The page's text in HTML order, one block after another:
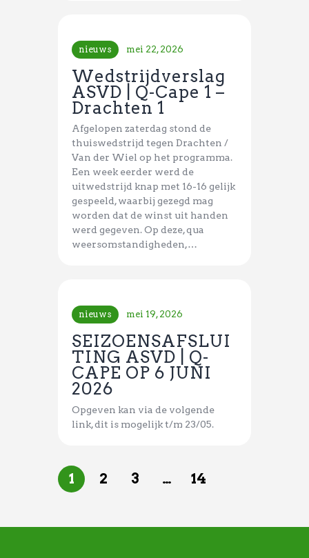
nieuws mei 22, 2026
Wedstrijdverslag
ASVD | Q-Cape 1 –
Drachten 1
Afgelopen zaterdag stond de
thuiswedstrijd tegen Drachten /
Van der Wiel op het programma.
Een week eerder werd de
uitwedstrijd knap met 16-16 gelijk
gespeeld, waarbij gezegd mag
worden dat de winst uit handen
werd gegeven. Op deze, qua
weersomstandigheden,…
nieuws mei 19, 2026
SEIZOENSAFSLUI
TING ASVD | Q-
CAPE OP 6 JUNI
2026
Opgeven kan via de volgende
link, dit is mogelijk t/m 23/05.
1 2 3 … 14